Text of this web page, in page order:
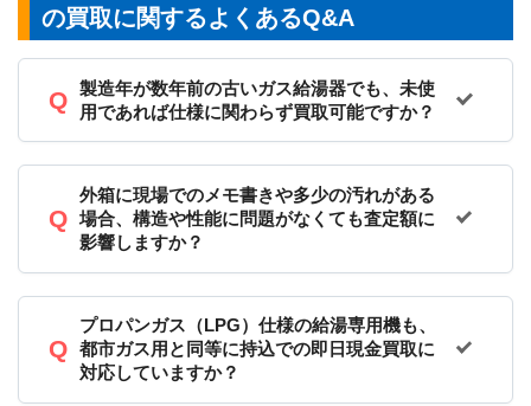
の買取に関するよくあるQ&A
製造年が数年前の古いガス給湯器でも、未使
用であれば仕様に関わらず買取可能ですか？
外箱に現場でのメモ書きや多少の汚れがある
場合、構造や性能に問題がなくても査定額に
影響しますか？
プロパンガス（LPG）仕様の給湯専用機も、
都市ガス用と同等に持込での即日現金買取に
対応していますか？